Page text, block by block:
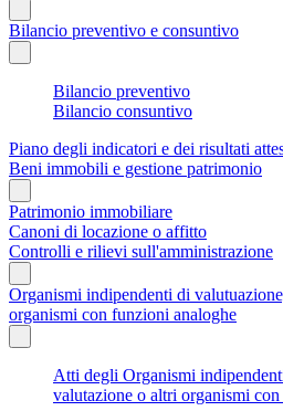
Bilancio preventivo e consuntivo
Bilancio preventivo
Bilancio consuntivo
Piano degli indicatori e dei risultati
Beni immobili e gestione patrimonio
Patrimonio immobiliare
Canoni di locazione o affitto
Controlli e rilievi sull'amministrazione
Organismi indipendenti di
organismi con funzioni analoghe
Atti degli Organismi
valutazione o altri organismi